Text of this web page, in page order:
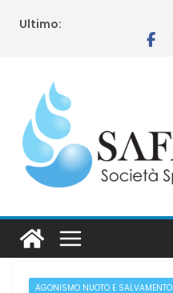
Ultimo:
AGONISMO NUOTO E SALVAMENTO